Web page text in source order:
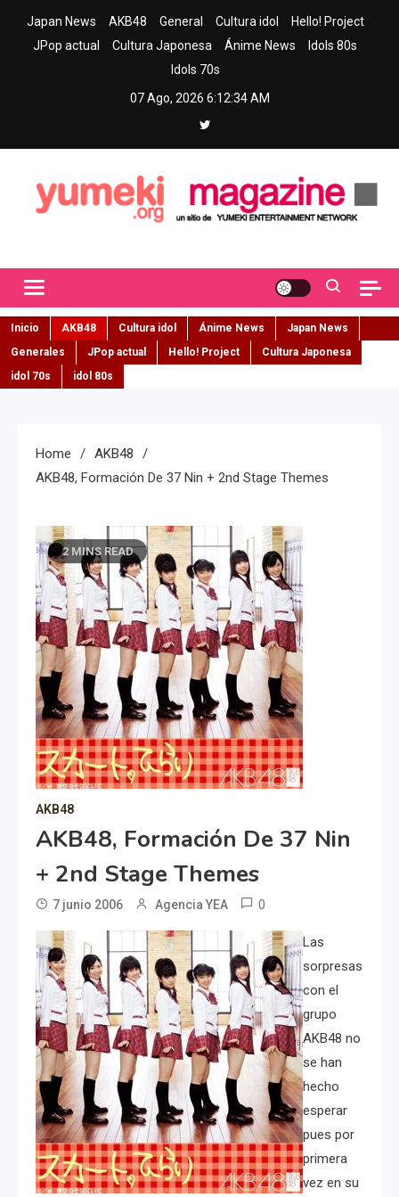
Japan News AKB48 General Cultura idol
Hello! Project
JPop actual
Cultura Japonesa Ánime News
Idols 80s
Idols 70s
07 Ago, 2026 6:12:35 AM
Inicio AKB48 Cultura idol Ánime News
Japan News
Generales
JPop actual Hello! Project
Cultura Japonesa
idol 70s
idol 80s
Home
AKB48
AKB48, Formación De 37 Nin + 2nd Stage Themes
2 MINS READ
AKB48
AKB48, Formación De 37 Nin
+ 2nd Stage Themes
7 junio 2006 Agencia YEA 0
Las
sorpresas
con el
grupo
AKB48 no
se han
hecho
esperar
pues por
primera
vez en su